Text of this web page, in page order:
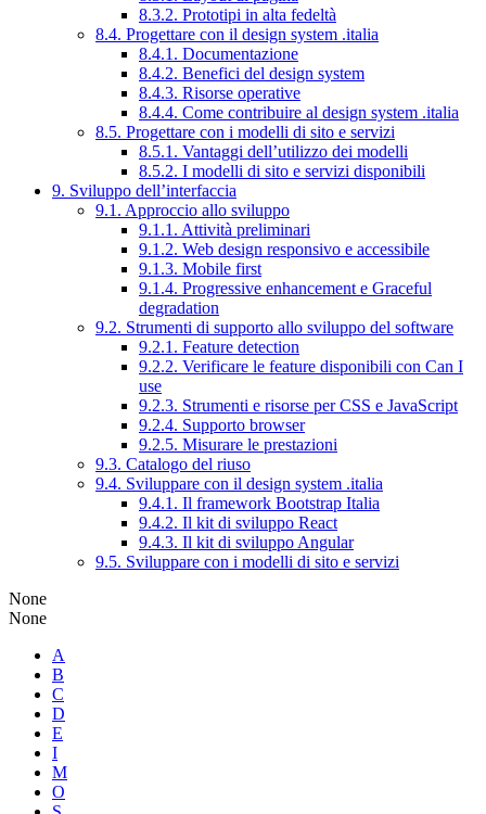
8.3.2. Prototipi in alta fedeltà
8.4. Progettare con il design system .italia
8.4.1. Documentazione
8.4.2. Benefici del design system
8.4.3. Risorse operative
8.4.4. Come contribuire al design system .italia
8.5. Progettare con i modelli di sito e servizi
8.5.1. Vantaggi dell’utilizzo dei modelli
8.5.2. I modelli di sito e servizi disponibili
9. Sviluppo dell’interfaccia
9.1. Approccio allo sviluppo
9.1.1. Attività preliminari
9.1.2. Web design responsivo e accessibile
9.1.3. Mobile first
9.1.4. Progressive enhancement e Graceful
degradation
9.2. Strumenti di supporto allo sviluppo del software
9.2.1. Feature detection
9.2.2. Verificare le feature disponibili con Can I
use
9.2.3. Strumenti e risorse per CSS e JavaScript
9.2.4. Supporto browser
9.2.5. Misurare le prestazioni
9.3. Catalogo del riuso
9.4. Sviluppare con il design system .italia
9.4.1. Il framework Bootstrap Italia
9.4.2. Il kit di sviluppo React
9.4.3. Il kit di sviluppo Angular
9.5. Sviluppare con i modelli di sito e servizi
None
None
A
B
C
D
E
I
M
O